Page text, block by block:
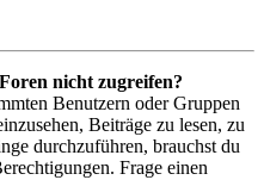
nicht zugreifen?
Benutzern oder Gruppen
Beiträge zu lesen, zu
durchzuführen, brauchst du
Frage einen